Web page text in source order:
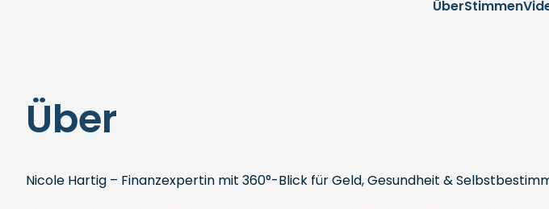
ÜberStimmen
Über
Nicole Hartig – Finanzexpertin mit 360°-Blick für Geld, Gesundheit &